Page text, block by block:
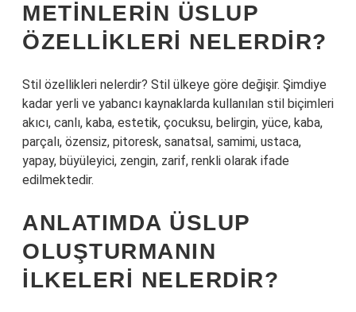
METINLERIN ÜSLUP
ÖZELLIKLERI NELERDIR?
Stil özellikleri nelerdir? Stil ülkeye göre değişir. Şimdiye
kadar yerli ve yabancı kaynaklarda kullanılan stil biçimleri
akıcı, canlı, kaba, estetik, çocuksu, belirgin, yüce, kaba,
parçalı, özensiz, pitoresk, sanatsal, samimi, ustaca,
yapay, büyüleyici, zengin, zarif, renkli olarak ifade
edilmektedir.
ANLATIMDA ÜSLUP
OLUŞTURMANIN
ILKELERI NELERDIR?